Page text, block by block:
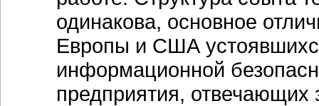
одинакова, основное
Европы и США
информационной
предприятия, отвечающих